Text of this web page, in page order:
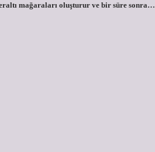
mağaraları oluşturur ve bir süre sonra…